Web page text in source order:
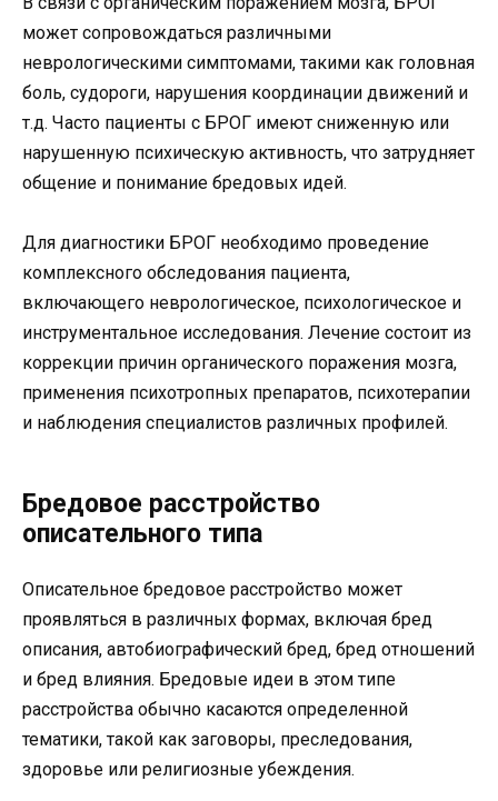
может сопровождаться различными
неврологическими симптомами, такими как головная
боль, судороги, нарушения координации движений и
т.д. Часто пациенты с БРОГ имеют сниженную или
нарушенную психическую активность, что затрудняет
общение и понимание бредовых идей.
Для диагностики БРОГ необходимо проведение
комплексного обследования пациента,
включающего неврологическое, психологическое и
инструментальное исследования. Лечение состоит из
коррекции причин органического поражения мозга,
применения психотропных препаратов, психотерапии
и наблюдения специалистов различных профилей.
Бредовое расстройство
описательного типа
Описательное бредовое расстройство может
проявляться в различных формах, включая бред
описания, автобиографический бред, бред отношений
и бред влияния. Бредовые идеи в этом типе
расстройства обычно касаются определенной
тематики, такой как заговоры, преследования,
здоровье или религиозные убеждения.